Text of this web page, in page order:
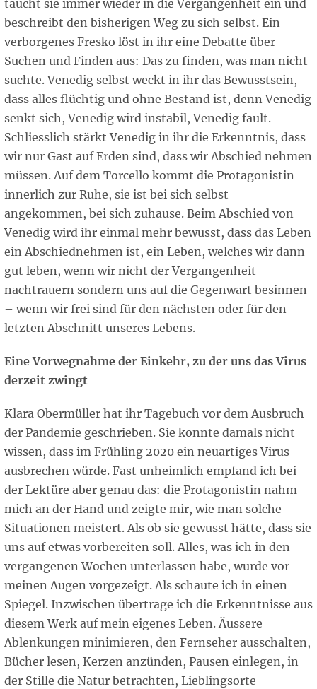
taucht sie immer wieder in die Vergangenheit ein und
beschreibt den bisherigen Weg zu sich selbst. Ein
verborgenes Fresko löst in ihr eine Debatte über
Suchen und Finden aus: Das zu finden, was man nicht
suchte. Venedig selbst weckt in ihr das Bewusstsein,
dass alles flüchtig und ohne Bestand ist, denn Venedig
senkt sich, Venedig wird instabil, Venedig fault.
Schliesslich stärkt Venedig in ihr die Erkenntnis, dass
wir nur Gast auf Erden sind, dass wir Abschied nehmen
müssen. Auf dem Torcello kommt die Protagonistin
innerlich zur Ruhe, sie ist bei sich selbst
angekommen, bei sich zuhause. Beim Abschied von
Venedig wird ihr einmal mehr bewusst, dass das Leben
ein Abschiednehmen ist, ein Leben, welches wir dann
gut leben, wenn wir nicht der Vergangenheit
nachtrauern sondern uns auf die Gegenwart besinnen
– wenn wir frei sind für den nächsten oder für den
letzten Abschnitt unseres Lebens.
Eine Vorwegnahme der Einkehr, zu der uns das Virus
derzeit zwingt
Klara Obermüller hat ihr Tagebuch vor dem Ausbruch
der Pandemie geschrieben. Sie konnte damals nicht
wissen, dass im Frühling 2020 ein neuartiges Virus
ausbrechen würde. Fast unheimlich empfand ich bei
der Lektüre aber genau das: die Protagonistin nahm
mich an der Hand und zeigte mir, wie man solche
Situationen meistert. Als ob sie gewusst hätte, dass sie
uns auf etwas vorbereiten soll. Alles, was ich in den
vergangenen Wochen unterlassen habe, wurde vor
meinen Augen vorgezeigt. Als schaute ich in einen
Spiegel. Inzwischen übertrage ich die Erkenntnisse aus
diesem Werk auf mein eigenes Leben. Äussere
Ablenkungen minimieren, den Fernseher ausschalten,
Bücher lesen, Kerzen anzünden, Pausen einlegen, in
der Stille die Natur betrachten, Lieblingsorte